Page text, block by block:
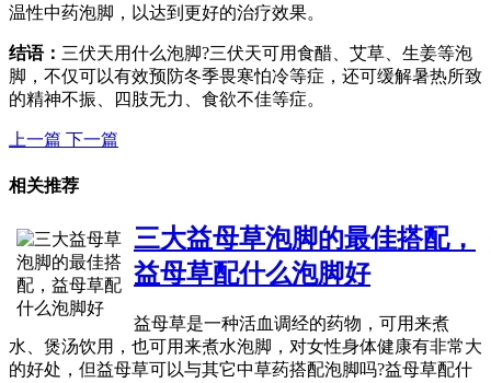
温性中药泡脚，以达到更好的治疗效果。
结语： 三伏天用什么泡脚?三伏天可用食醋、艾草、生姜等泡
脚，不仅可以有效预防冬季畏寒怕冷等症，还可缓解暑热所致
的精神不振、四肢无力、食欲不佳等症。
上一篇 下一篇
相关推荐
三大益母草泡脚的最佳搭配，
益母草配什么泡脚好
益母草是一种活血调经的药物，可用来煮
水、煲汤饮用，也可用来煮水泡脚，对女性身体健康有非常大
的好处，但益母草可以与其它中草药搭配泡脚吗?益母草配什